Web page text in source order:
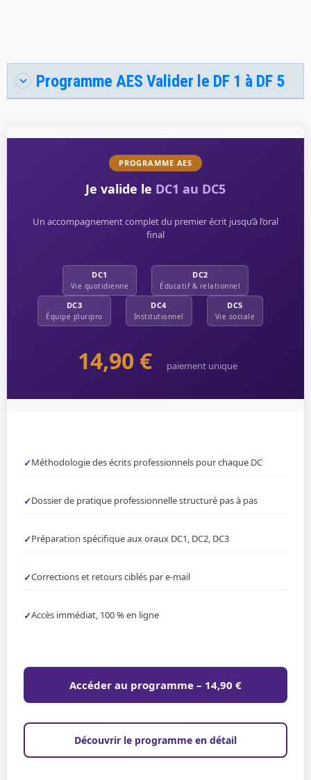
Programme AES Valider le DF 1 à DF 5
PROGRAMME AES
Je valide le DC1 au DC5
Un accompagnement complet du premier écrit jusqu’à l’oral
final
DC1
Vie quotidienne
DC2
Éducatif & relationnel
DC3
Équipe pluripro
DC4
Institutionnel
DC5
Vie sociale
14,90 € paiement unique
✓Méthodologie des écrits professionnels pour chaque DC
✓Dossier de pratique professionnelle structuré pas à pas
✓Préparation spécifique aux oraux DC1, DC2, DC3
✓Corrections et retours ciblés par e-mail
✓Accès immédiat, 100 % en ligne
Accéder au programme – 14,90 €
Découvrir le programme en détail